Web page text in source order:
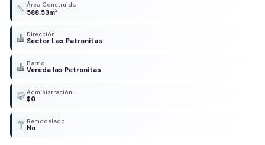
Área Construida
588.53m2
Dirección
Sector Las Patronitas
Barrio
Vereda las Petronitas
Administración
$0
Remodelado
No